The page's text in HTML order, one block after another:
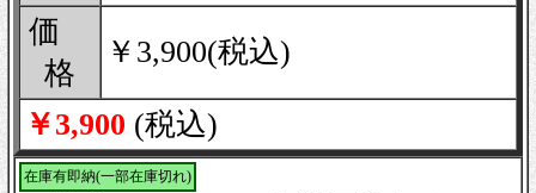
価
格
￥3,900(税込)
￥3,900 (税込)
在庫有即納(一部在庫切れ)